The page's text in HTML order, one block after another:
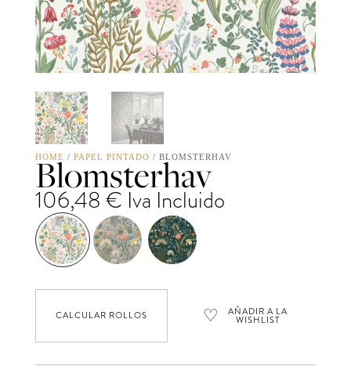
HOME / PAPEL PINTADO / BLOMSTERHAV
Blomsterhav
106,48 € Iva Incluido
CALCULAR ROLLOS ♡ AÑADIR A LA
WISHLIST